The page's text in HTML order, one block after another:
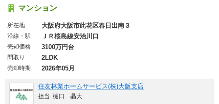
マンション
所在地 大阪府大阪市此花区春日出南３
沿線・駅 ＪＲ桜島線安治川口
売却価格 3100万円台
間取り 2LDK
売却時期 2026年05月
住友林業ホームサービス(株)大阪支店
担当: 樋口 晶大